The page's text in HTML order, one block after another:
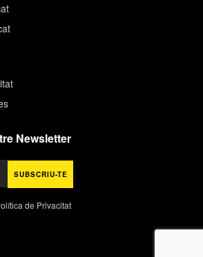
Newsletter
de Privacitat